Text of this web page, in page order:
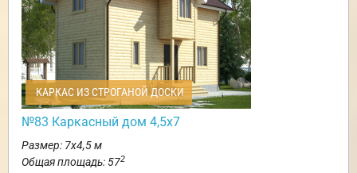
КАРКАС ИЗ СТРОГАНОЙ ДОСКИ
№83 Каркасный дом 4,5х7
Размер: 7х4,5 м
Общая площадь: 572